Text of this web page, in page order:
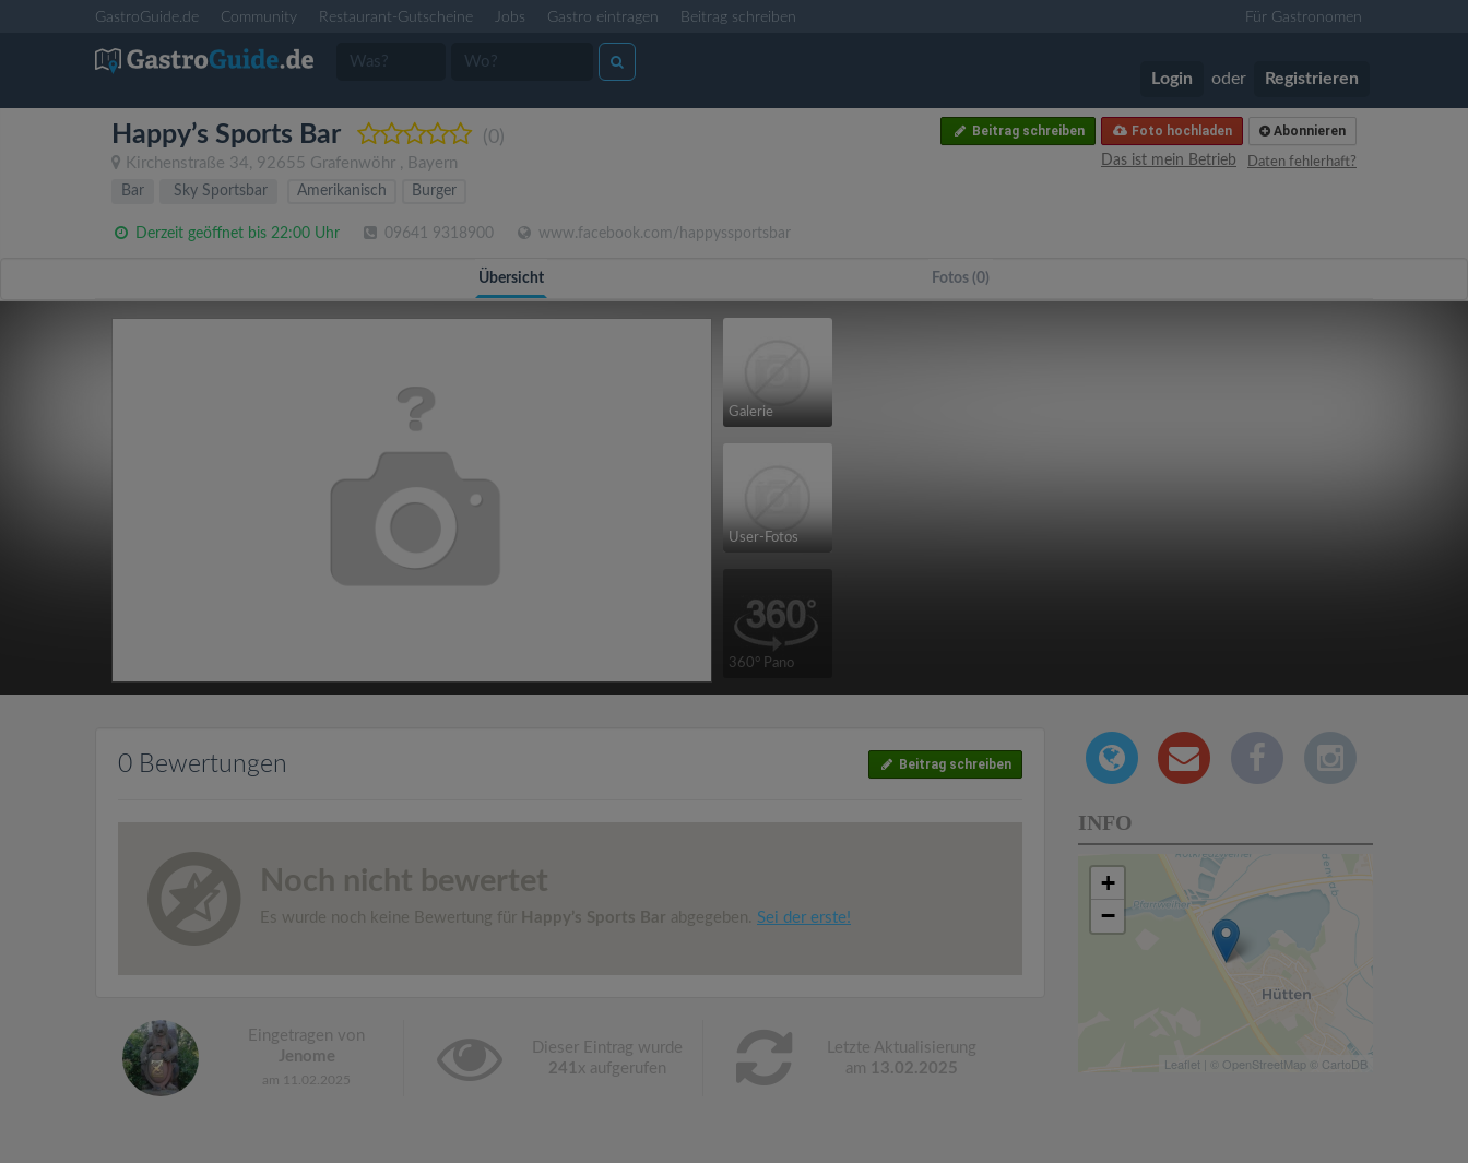
GastroGuide.de Community Restaurant-Gutscheine Jobs Gastro eintragen Beitrag schreiben Für Gastronomen
Login oder Registrieren
Happy’s Sports Bar (0)
Kirchenstraße 34, 92655 Grafenwöhr , Bayern
Abonnieren
Foto hochladen
Beitrag schreiben
Daten fehlerhaft?
Das ist mein Betrieb
Bar
Sky Sportsbar Amerikanisch Burger
Derzeit geöffnet bis 22:00 Uhr 09641 9318900 www.facebook.com/happyssportsbar
Übersicht Fotos (0)
Galerie
User-Fotos
360° Pano
0 Bewertungen Beitrag schreiben
Noch nicht bewertet
Es wurde noch keine Bewertung für Happy’s Sports Bar abgegeben. Sei der erste!
Eingetragen von
Jenome
am 11.02.2025
Dieser Eintrag wurde
241 x aufgerufen
Letzte Aktualisierung
am 13.02.2025
INFO
+
−
Leaflet | © OpenStreetMap © CartoDB